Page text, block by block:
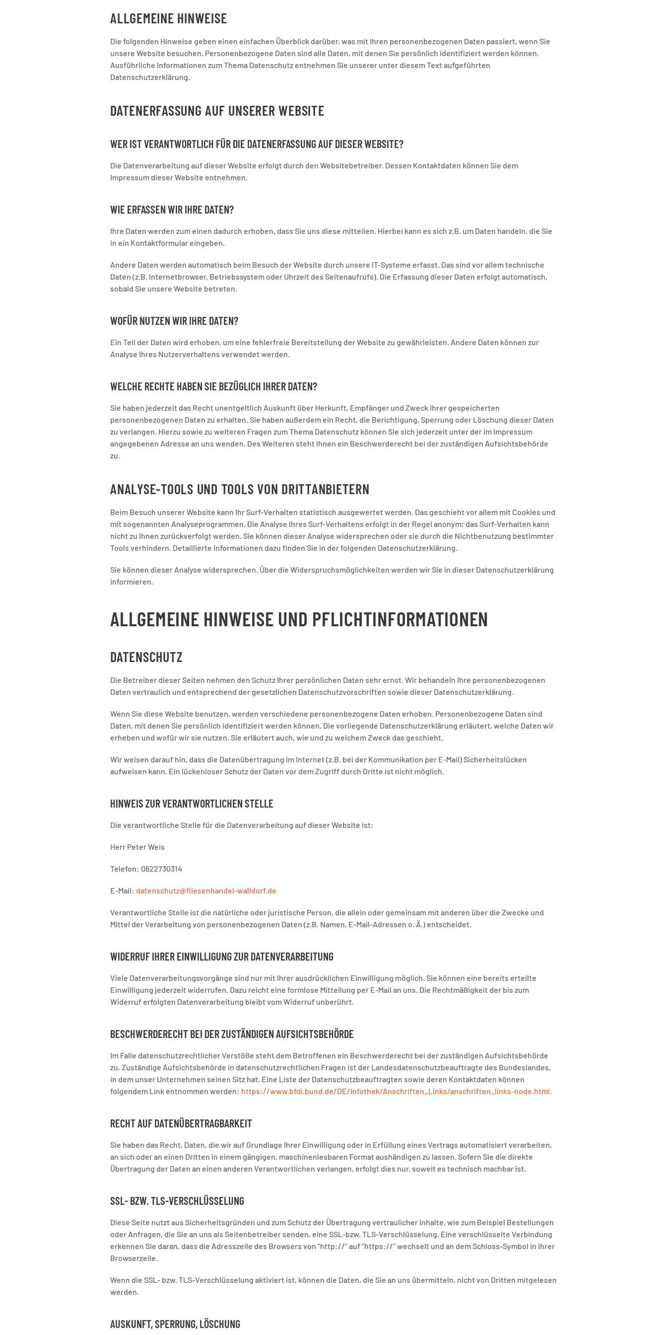
ALLGEMEINE HINWEISE
Die folgenden Hinweise geben einen einfachen Überblick darüber, was mit Ihren personenbezogenen Daten passiert, wenn Sie
unsere Website besuchen. Personenbezogene Daten sind alle Daten, mit denen Sie persönlich identifiziert werden können.
Ausführliche Informationen zum Thema Datenschutz entnehmen Sie unserer unter diesem Text aufgeführten
Datenschutzerklärung.
DATENERFASSUNG AUF UNSERER WEBSITE
WER IST VERANTWORTLICH FÜR DIE DATENERFASSUNG AUF DIESER WEBSITE?
Die Datenverarbeitung auf dieser Website erfolgt durch den Websitebetreiber. Dessen Kontaktdaten können Sie dem
Impressum dieser Website entnehmen.
WIE ERFASSEN WIR IHRE DATEN?
Ihre Daten werden zum einen dadurch erhoben, dass Sie uns diese mitteilen. Hierbei kann es sich z.B. um Daten handeln, die Sie
in ein Kontaktformular eingeben.
Andere Daten werden automatisch beim Besuch der Website durch unsere IT-Systeme erfasst. Das sind vor allem technische
Daten (z.B. Internetbrowser, Betriebssystem oder Uhrzeit des Seitenaufrufs). Die Erfassung dieser Daten erfolgt automatisch,
sobald Sie unsere Website betreten.
WOFÜR NUTZEN WIR IHRE DATEN?
Ein Teil der Daten wird erhoben, um eine fehlerfreie Bereitstellung der Website zu gewährleisten. Andere Daten können zur
Analyse Ihres Nutzerverhaltens verwendet werden.
WELCHE RECHTE HABEN SIE BEZÜGLICH IHRER DATEN?
Sie haben jederzeit das Recht unentgeltlich Auskunft über Herkunft, Empfänger und Zweck Ihrer gespeicherten
personenbezogenen Daten zu erhalten. Sie haben außerdem ein Recht, die Berichtigung, Sperrung oder Löschung dieser Daten
zu verlangen. Hierzu sowie zu weiteren Fragen zum Thema Datenschutz können Sie sich jederzeit unter der im Impressum
angegebenen Adresse an uns wenden. Des Weiteren steht Ihnen ein Beschwerderecht bei der zuständigen Aufsichtsbehörde
zu.
ANALYSE-TOOLS UND TOOLS VON DRITTANBIETERN
Beim Besuch unserer Website kann Ihr Surf-Verhalten statistisch ausgewertet werden. Das geschieht vor allem mit Cookies und
mit sogenannten Analyseprogrammen. Die Analyse Ihres Surf-Verhaltens erfolgt in der Regel anonym; das Surf-Verhalten kann
nicht zu Ihnen zurückverfolgt werden. Sie können dieser Analyse widersprechen oder sie durch die Nichtbenutzung bestimmter
Tools verhindern. Detaillierte Informationen dazu finden Sie in der folgenden Datenschutzerklärung.
Sie können dieser Analyse widersprechen. Über die Widerspruchsmöglichkeiten werden wir Sie in dieser Datenschutzerklärung
informieren.
ALLGEMEINE HINWEISE UND PFLICHTINFORMATIONEN
DATENSCHUTZ
Die Betreiber dieser Seiten nehmen den Schutz Ihrer persönlichen Daten sehr ernst. Wir behandeln Ihre personenbezogenen
Daten vertraulich und entsprechend der gesetzlichen Datenschutzvorschriften sowie dieser Datenschutzerklärung.
Wenn Sie diese Website benutzen, werden verschiedene personenbezogene Daten erhoben. Personenbezogene Daten sind
Daten, mit denen Sie persönlich identifiziert werden können. Die vorliegende Datenschutzerklärung erläutert, welche Daten wir
erheben und wofür wir sie nutzen. Sie erläutert auch, wie und zu welchem Zweck das geschieht.
Wir weisen darauf hin, dass die Datenübertragung im Internet (z.B. bei der Kommunikation per E-Mail) Sicherheitslücken
aufweisen kann. Ein lückenloser Schutz der Daten vor dem Zugriff durch Dritte ist nicht möglich.
HINWEIS ZUR VERANTWORTLICHEN STELLE
Die verantwortliche Stelle für die Datenverarbeitung auf dieser Website ist:
Herr Peter Weis
Telefon: 0622730314
E-Mail: datenschutz@fliesenhandel-walldorf.de
Verantwortliche Stelle ist die natürliche oder juristische Person, die allein oder gemeinsam mit anderen über die Zwecke und
Mittel der Verarbeitung von personenbezogenen Daten (z.B. Namen, E-Mail-Adressen o. Ä.) entscheidet.
WIDERRUF IHRER EINWILLIGUNG ZUR DATENVERARBEITUNG
Viele Datenverarbeitungsvorgänge sind nur mit Ihrer ausdrücklichen Einwilligung möglich. Sie können eine bereits erteilte
Einwilligung jederzeit widerrufen. Dazu reicht eine formlose Mitteilung per E-Mail an uns. Die Rechtmäßigkeit der bis zum
Widerruf erfolgten Datenverarbeitung bleibt vom Widerruf unberührt.
BESCHWERDERECHT BEI DER ZUSTÄNDIGEN AUFSICHTSBEHÖRDE
Im Falle datenschutzrechtlicher Verstöße steht dem Betroffenen ein Beschwerderecht bei der zuständigen Aufsichtsbehörde
zu. Zuständige Aufsichtsbehörde in datenschutzrechtlichen Fragen ist der Landesdatenschutzbeauftragte des Bundeslandes,
in dem unser Unternehmen seinen Sitz hat. Eine Liste der Datenschutzbeauftragten sowie deren Kontaktdaten können
folgendem Link entnommen werden: https://www.bfdi.bund.de/DE/Infothek/Anschriften_Links/anschriften_links-node.html.
RECHT AUF DATENÜBERTRAGBARKEIT
Sie haben das Recht, Daten, die wir auf Grundlage Ihrer Einwilligung oder in Erfüllung eines Vertrags automatisiert verarbeiten,
an sich oder an einen Dritten in einem gängigen, maschinenlesbaren Format aushändigen zu lassen. Sofern Sie die direkte
Übertragung der Daten an einen anderen Verantwortlichen verlangen, erfolgt dies nur, soweit es technisch machbar ist.
SSL- BZW. TLS-VERSCHLÜSSELUNG
Diese Seite nutzt aus Sicherheitsgründen und zum Schutz der Übertragung vertraulicher Inhalte, wie zum Beispiel Bestellungen
oder Anfragen, die Sie an uns als Seitenbetreiber senden, eine SSL-bzw. TLS-Verschlüsselung. Eine verschlüsselte Verbindung
erkennen Sie daran, dass die Adresszeile des Browsers von “http://” auf “https://” wechselt und an dem Schloss-Symbol in Ihrer
Browserzeile.
Wenn die SSL- bzw. TLS-Verschlüsselung aktiviert ist, können die Daten, die Sie an uns übermitteln, nicht von Dritten mitgelesen
werden.
AUSKUNFT, SPERRUNG, LÖSCHUNG